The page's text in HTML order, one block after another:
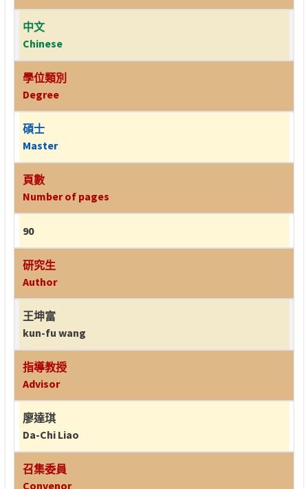
中文
Chinese
學位類別
Degree
碩士
Master
頁數
Number of pages
90
研究生
Author
王坤富
kun-fu wang
指導教授
Advisor
廖達琪
Da-Chi Liao
召集委員
Convenor